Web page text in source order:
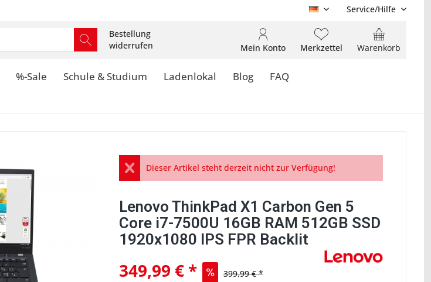
DE Service/Hilfe
Bestellung
widerrufen
Warenkorb
Merkzettel
Mein Konto
%-Sale Schule & Studium Ladenlokal Blog FAQ
Dieser Artikel steht derzeit nicht zur Verfügung!
Lenovo ThinkPad X1 Carbon Gen 5
Core i7-7500U 16GB RAM 512GB SSD
1920x1080 IPS FPR Backlit
349,99 € * 399,99 € *